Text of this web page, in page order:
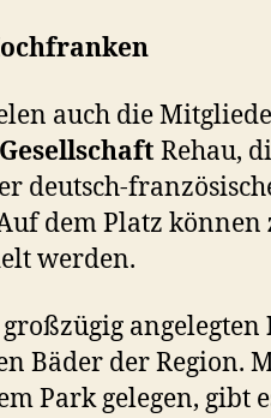
auch die
Rehau,
deutsch-
dem Platz können
werden.
angelegten
Bäder der Region.
Park gelegen, gibt